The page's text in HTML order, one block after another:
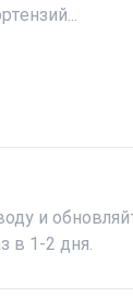
и
в 1-2 дня.